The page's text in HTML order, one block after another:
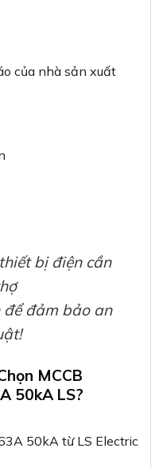
của nhà sản xuất
bị điện cần
để đảm bảo an
MCCB
50kA LS?
50kA từ LS Electric